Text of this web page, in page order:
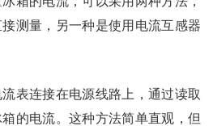
测量，另一种是使用电流互感器
表连接在电源线路上，通过读取
的电流。这种方法简单直观，但